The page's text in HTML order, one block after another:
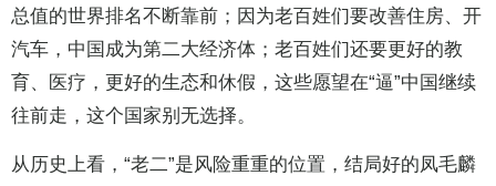
总值的世界排名不断靠前；因为老百姓们要改善住房、开
汽车，中国成为第二大经济体；老百姓们还要更好的教
育、医疗，更好的生态和休假，这些愿望在“逼”中国继续
往前走，这个国家别无选择。
从历史上看，“老二”是风险重重的位置，结局好的凤毛麟